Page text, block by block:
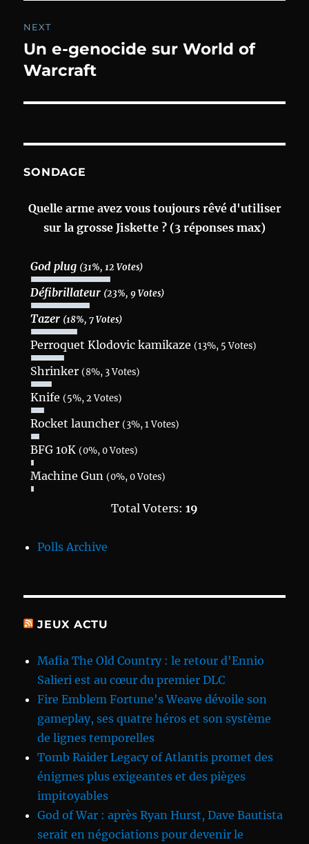
NEXT
Next
post:
Un e-genocide sur World of
Warcraft
SONDAGE
Quelle arme avez vous toujours rêvé d'utiliser
sur la grosse Jiskette ? (3 réponses max)
God plug (31%, 12 Votes)
Défibrillateur (23%, 9 Votes)
Tazer (18%, 7 Votes)
Perroquet Klodovic kamikaze(13%, 5 Votes)
Shrinker(8%, 3 Votes)
Knife(5%, 2 Votes)
Rocket launcher(3%, 1 Votes)
BFG 10K(0%, 0 Votes)
Machine Gun(0%, 0 Votes)
Total Voters: 19
Polls Archive
JEUX ACTU
Mafia The Old Country : le retour d'Ennio
Salieri est au cœur du premier DLC
Fire Emblem Fortune's Weave dévoile son
gameplay, ses quatre héros et son système
de lignes temporelles
Tomb Raider Legacy of Atlantis promet des
énigmes plus exigeantes et des pièges
impitoyables
God of War : après Ryan Hurst, Dave Bautista
serait en négociations pour devenir le